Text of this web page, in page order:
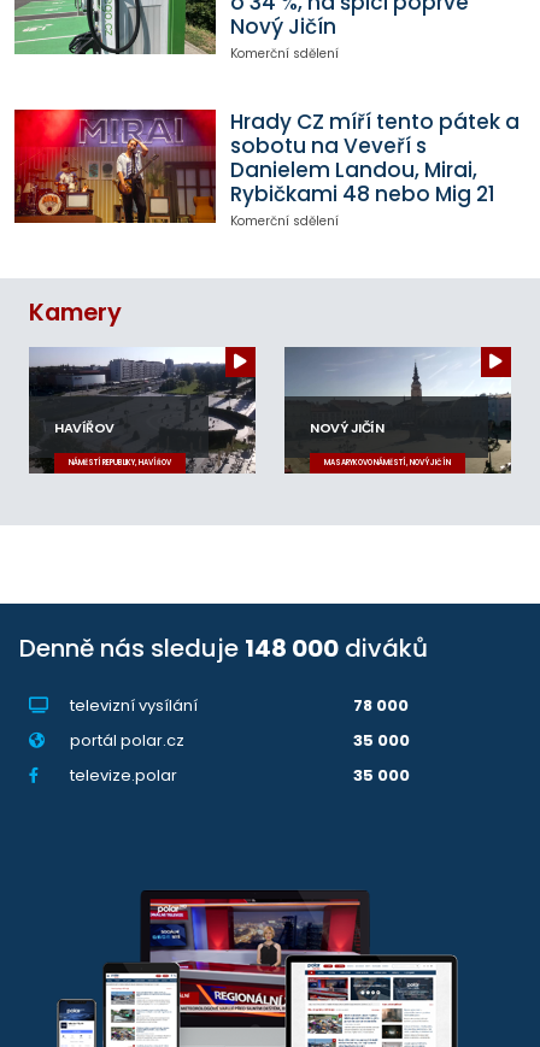
Nový Jičín
Komerční sdělení
Hrady CZ míří tento pátek a
sobotu na Veveří s
Danielem Landou, Mirai,
Rybičkami 48 nebo Mig 21
Komerční sdělení
Kamery
HAVÍŘOV
NÁMĚSTÍ REPUBLIKY, HAVÍŘOV
NOVÝ JIČÍN
MASARYKOVO NÁMĚSTÍ, NOVÝ JIČÍN
Denně nás sleduje 148 000 diváků
televizní vysílání
78 000
portál polar.cz
35 000
televize.polar
35 000